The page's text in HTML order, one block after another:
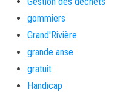
gommiers
Grand'Rivière
grande anse
gratuit
Handicap